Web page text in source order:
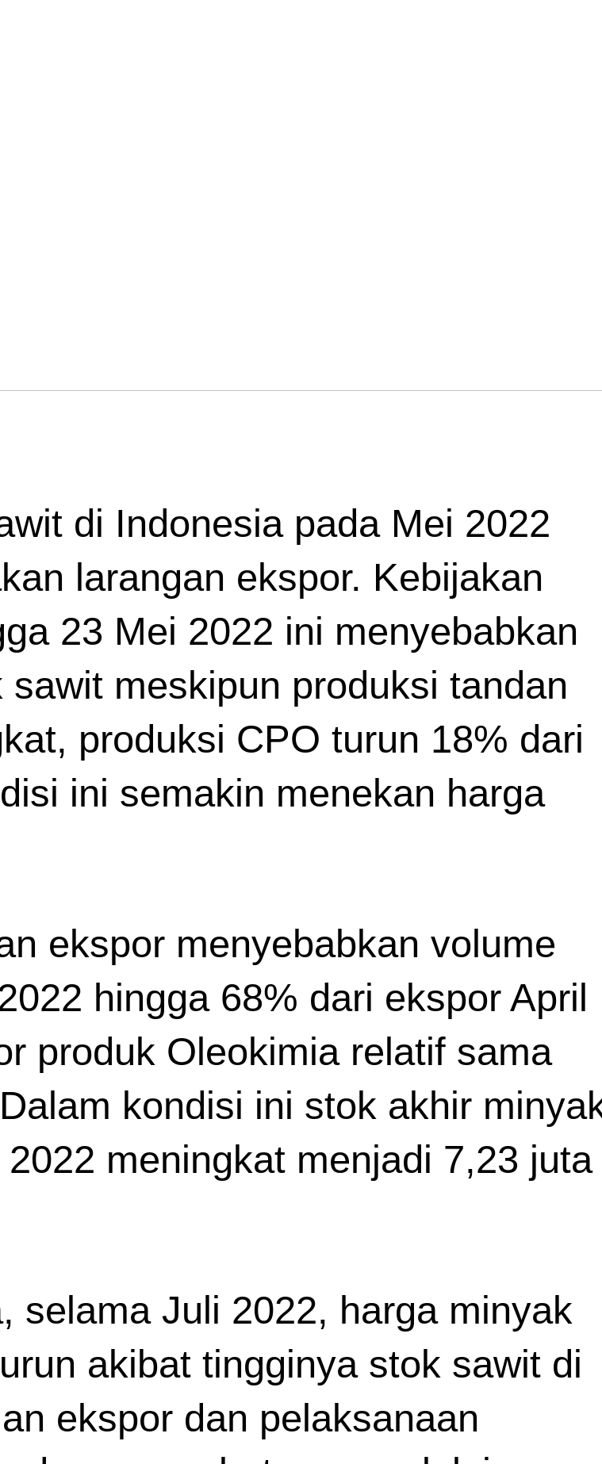
di Indonesia pada Mei 2022
larangan ekspor. Kebijakan
23 Mei 2022 ini menyebabkan
meskipun produksi tandan
produksi CPO turun 18% dari
ini semakin menekan harga
ekspor menyebabkan volume
hingga 68% dari ekspor April
produk Oleokimia relatif sama
kondisi ini stok akhir
meningkat menjadi 7,23 juta
selama Juli 2022, harga minyak
akibat tingginya stok sawit di
ekspor dan pelaksanaan